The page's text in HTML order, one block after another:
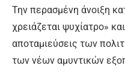
Την περασμένη άνοιξη
χρειάζεται ψυχίατρο»
αποταμιεύσεις των
των νέων αμυντικών